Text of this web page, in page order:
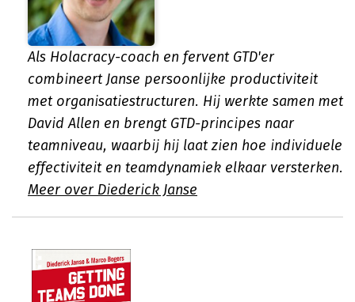
Als Holacracy-coach en fervent GTD'er
combineert Janse persoonlijke productiviteit
met organisatiestructuren. Hij werkte samen met
David Allen en brengt GTD-principes naar
teamniveau, waarbij hij laat zien hoe individuele
effectiviteit en teamdynamiek elkaar versterken.
Meer over Diederick Janse